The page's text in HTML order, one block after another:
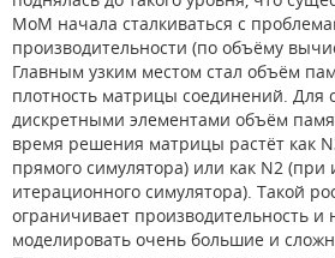
MoM начала сталкиваться с
производительности (по объёму
Главным узким местом стал объём
плотность матрицы соединений. Для
дискретными элементами объём
время решения матрицы растёт как
прямого симулятора) или как N2 (при
итерационного симулятора). Такой
ограничивает производительность и
моделировать очень большие и